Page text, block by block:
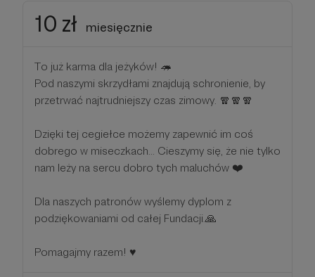
10 zł miesięcznie
To już karma dla jeżyków! 🦔
Pod naszymi skrzydłami znajdują schronienie, by
przetrwać najtrudniejszy czas zimowy. 🧣🧣🧣
Dzięki tej cegiełce możemy zapewnić im coś
dobrego w miseczkach... Cieszymy się, że nie tylko
nam leży na sercu dobro tych maluchów ❤️
Dla naszych patronów wyślemy dyplom z
podziękowaniami od całej Fundacji.🙏
Pomagajmy razem! ♥️